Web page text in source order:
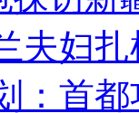
夫妇
：首